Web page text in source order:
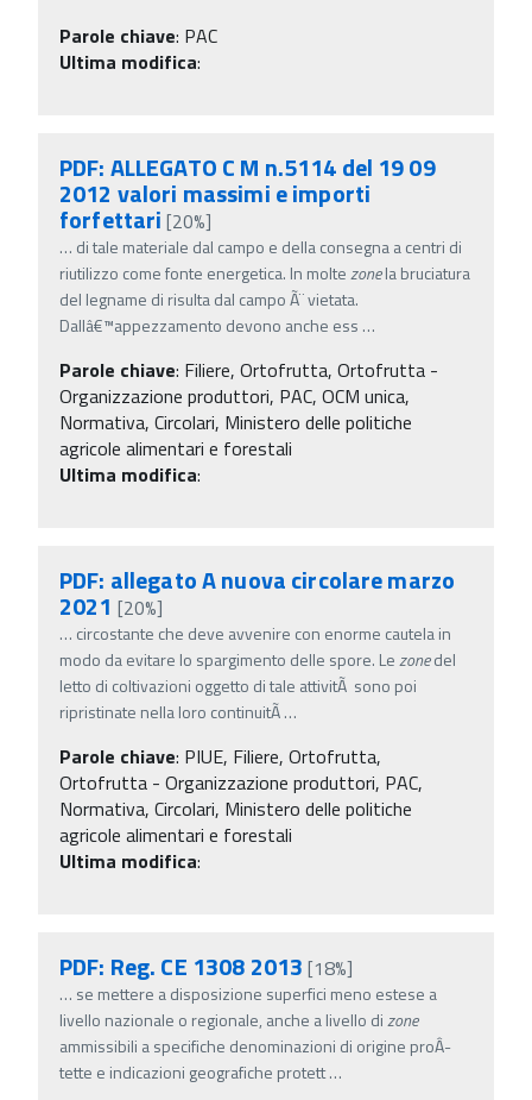
Parole chiave: PAC
Ultima modifica:
PDF: ALLEGATO C M n.5114 del 19 09
2012 valori massimi e importi
forfettari [20%]
… di tale materiale dal campo e della consegna a centri di
riutilizzo come fonte energetica. In moltezonela bruciatura
del legname di risulta dal campo Ã¨ vietata.
Dallâ€™appezzamento devono anche ess …
Parole chiave: Filiere, Ortofrutta, Ortofrutta -
Organizzazione produttori, PAC, OCM unica,
Normativa, Circolari, Ministero delle politiche
agricole alimentari e forestali
Ultima modifica:
PDF: allegato A nuova circolare marzo
2021 [20%]
… circostante che deve avvenire con enorme cautela in
modo da evitare lo spargimento delle spore. Lezonedel
letto di coltivazioni oggetto di tale attivitÃ sono poi
ripristinate nella loro continuitÃ…
Parole chiave: PIUE, Filiere, Ortofrutta,
Ortofrutta - Organizzazione produttori, PAC,
Normativa, Circolari, Ministero delle politiche
agricole alimentari e forestali
Ultima modifica:
PDF: Reg. CE 1308 2013 [18%]
… se mettere a disposizione superfici meno estese a
livello nazionale o regionale, anche a livello dizone
ammissibili a specifiche denominazioni di origine proÂ­
tette e indicazioni geografiche protett…